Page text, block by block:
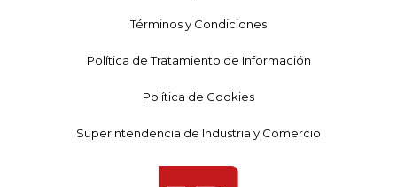
Términos y Condiciones
Política de Tratamiento de Información
Política de Cookies
Superintendencia de Industria y Comercio